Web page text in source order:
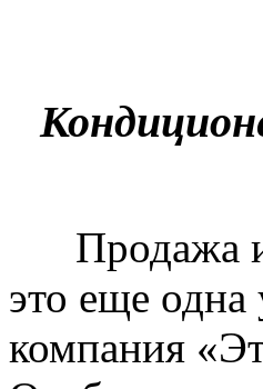
Продажа и
это еще одна
компания